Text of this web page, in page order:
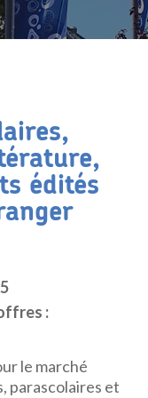
édités
:
le marché
parascolaires et